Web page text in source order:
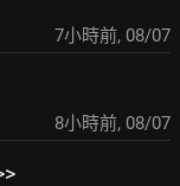
7小時前, 08/07
8小時前, 08/07